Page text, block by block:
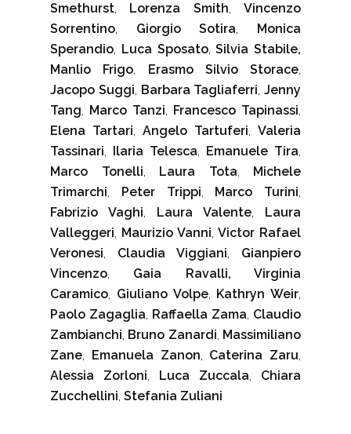
Smethurst, Lorenza Smith,Vincenzo
Sorrentino, Giorgio Sotira, Monica
Sperandio, Luca Sposato,Silvia Stabile,
Manlio Frigo, Erasmo Silvio Storace,
Jacopo Suggi, Barbara Tagliaferri, Jenny
Tang, Marco Tanzi, Francesco Tapinassi,
Elena Tartari, Angelo Tartuferi, Valeria
Tassinari, Ilaria Telesca, Emanuele Tira,
Marco Tonelli, Laura Tota, Michele
Trimarchi, Peter Trippi, Marco Turini,
Fabrizio Vaghi, Laura Valente, Laura
Valleggeri, Maurizio Vanni,Victor Rafael
Veronesi, Claudia Viggiani, Gianpiero
Vincenzo, Gaia Ravalli, Virginia
Caramico, Giuliano Volpe, Kathryn Weir,
Paolo Zagaglia, Raffaella Zama, Claudio
Zambianchi, Bruno Zanardi, Massimiliano
Zane, Emanuela Zanon, Caterina Zaru,
Alessia Zorloni, Luca Zuccala, Chiara
Zucchellini, Stefania Zuliani